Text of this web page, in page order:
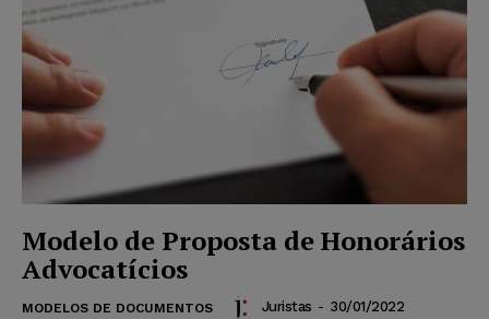
Modelo de Proposta de Honorários
Advocatícios
MODELOS DE DOCUMENTOS Juristas - 30/01/2022